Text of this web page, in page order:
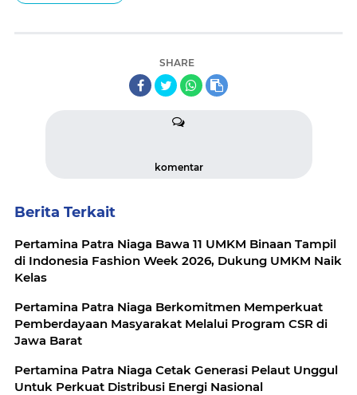
SHARE
komentar
Berita Terkait
Pertamina Patra Niaga Bawa 11 UMKM Binaan Tampil
di Indonesia Fashion Week 2026, Dukung UMKM Naik
Kelas
Pertamina Patra Niaga Berkomitmen Memperkuat
Pemberdayaan Masyarakat Melalui Program CSR di
Jawa Barat
Pertamina Patra Niaga Cetak Generasi Pelaut Unggul
Untuk Perkuat Distribusi Energi Nasional